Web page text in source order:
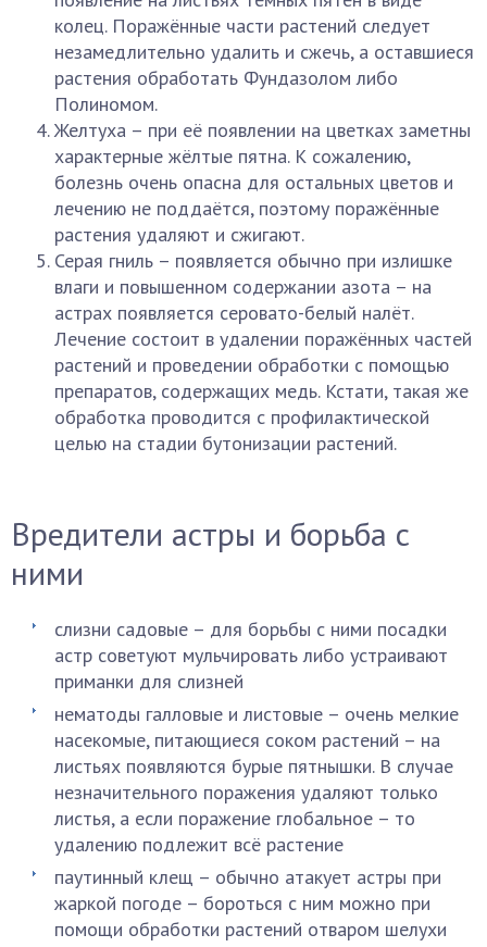
колец. Поражённые части растений следует
незамедлительно удалить и сжечь, а оставшиеся
растения обработать Фундазолом либо
Полиномом.
Желтуха – при её появлении на цветках заметны
характерные жёлтые пятна. К сожалению,
болезнь очень опасна для остальных цветов и
лечению не поддаётся, поэтому поражённые
растения удаляют и сжигают.
Серая гниль – появляется обычно при излишке
влаги и повышенном содержании азота – на
астрах появляется серовато-белый налёт.
Лечение состоит в удалении поражённых частей
растений и проведении обработки с помощью
препаратов, содержащих медь. Кстати, такая же
обработка проводится с профилактической
целью на стадии бутонизации растений.
Вредители астры и борьба с
ними
слизни садовые – для борьбы с ними посадки
астр советуют мульчировать либо устраивают
приманки для слизней
нематоды галловые и листовые – очень мелкие
насекомые, питающиеся соком растений – на
листьях появляются бурые пятнышки. В случае
незначительного поражения удаляют только
листья, а если поражение глобальное – то
удалению подлежит всё растение
паутинный клещ – обычно атакует астры при
жаркой погоде – бороться с ним можно при
помощи обработки растений отваром шелухи